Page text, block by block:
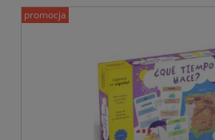
promocja